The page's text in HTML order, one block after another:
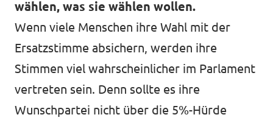
wählen, was sie wählen wollen.
Wenn viele Menschen ihre Wahl mit der
Ersatzstimme absichern, werden ihre
Stimmen viel wahrscheinlicher im Parlament
vertreten sein. Denn sollte es ihre
Wunschpartei nicht über die 5%-Hürde